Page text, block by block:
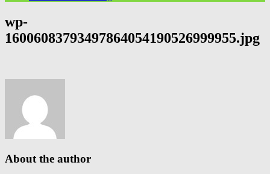
wp-
16006083793497864054190526999955.jpg
About the author